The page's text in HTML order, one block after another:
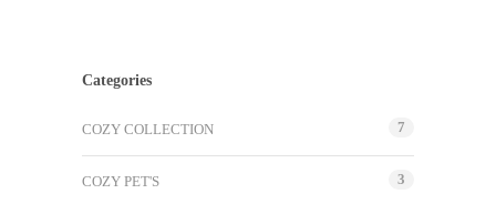
Categories
COZY COLLECTION 7
COZY PET'S 3